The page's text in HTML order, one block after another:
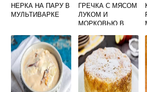
НЕРКА НА ПАРУ В
МУЛЬТИВАРКЕ
ГРЕЧКА С МЯСОМ
ЛУКОМ И
МОРКОВЬЮ В